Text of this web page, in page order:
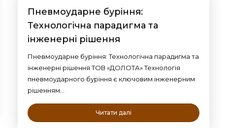
Пневмоударне буріння:
Технологічна парадигма та
інженерні рішення
Пневмоударне буріння: Технологічна парадигма та
інженерні рішення ТОВ «ДОЛОТА» Технологія
пневмоударного буріння є ключовим інженерним
рішенням…
Читати далі